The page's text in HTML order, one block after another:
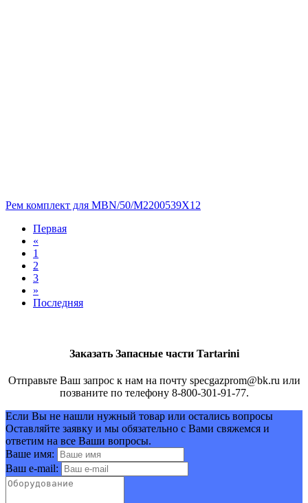
Рем комплект для MBN/50/M2200539X12
Первая
«
1
2
3
»
Последняя
Заказать Запасные части Tartarini
Отправьте Ваш запрос к нам на почту specgazprom@bk.ru или
позваните по телефону 8-800-301-91-77.
Если Вы не нашли нужный товар или остались вопросы
Оставляйте заявку и мы обязательно с Вами свяжемся и
ответим на все Ваши вопросы.
Ваше имя:
Ваш e-mail: